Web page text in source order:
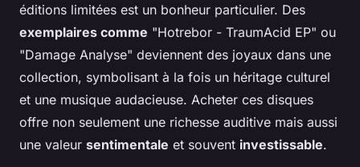
éditions limitées est un bonheur particulier. Des
exemplaires comme "Hotrebor - TraumAcid EP" ou
"Damage Analyse" deviennent des joyaux dans une
collection, symbolisant à la fois un héritage culturel
et une musique audacieuse. Acheter ces disques
offre non seulement une richesse auditive mais aussi
une valeur sentimentale et souvent investissable.